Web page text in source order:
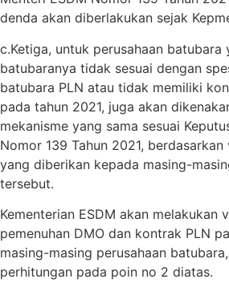
denda akan diberlakukan sejak
c.Ketiga, untuk perusahaan batubara
batubaranya tidak sesuai dengan
batubara PLN atau tidak memiliki
pada tahun 2021, juga akan
mekanisme yang sama sesuai
Nomor 139 Tahun 2021,
yang diberikan kepada masing-
tersebut.
Kementerian ESDM akan melakukan
pemenuhan DMO dan kontrak PLN
masing-masing perusahaan
perhitungan pada poin no 2 diatas.